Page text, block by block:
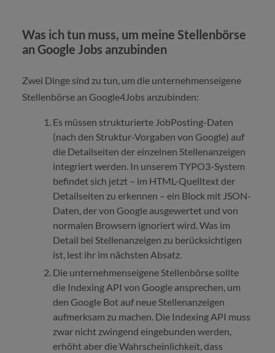
Was ich tun muss, um meine Stellenbörse
an Google Jobs anzubinden
Zwei Dinge sind zu tun, um die unternehmenseigene
Stellenbörse an Google4Jobs anzubinden:
Es müssen strukturierte JobPosting-Daten
(nach den Struktur-Vorgaben von Google) auf
die Detailseiten der einzelnen Stellenanzeigen
integriert werden. In unserem TYPO3-System
befindet sich jetzt – im HTML-Quelltext der
Detailseiten zu erkennen – ein Block mit JSON-
Daten, der von Google ausgewertet und von
normalen Browsern ignoriert wird. Was im
Detail bei Stellenanzeigen zu berücksichtigen
ist, lest ihr im nächsten Absatz.
Die unternehmenseigene Stellenbörse sollte
die Indexing API von Google ansprechen, um
den Google Bot auf neue Stellenanzeigen
aufmerksam zu machen. Die Indexing API muss
zwar nicht zwingend eingebunden werden,
erhöht aber die Wahrscheinlichkeit, dass